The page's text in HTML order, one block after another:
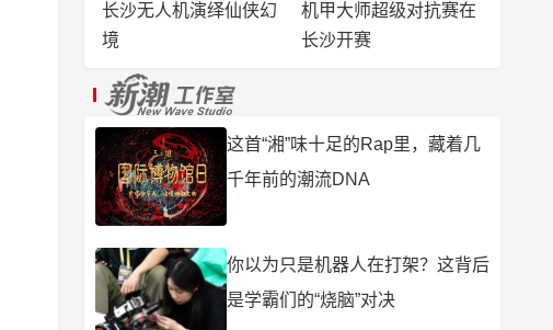
长沙无人机演绎仙侠幻
境
机甲大师超级对抗赛在
长沙开赛
这首“湘”味十足的Rap里，藏着几
千年前的潮流DNA
你以为只是机器人在打架？这背后
是学霸们的“烧脑”对决